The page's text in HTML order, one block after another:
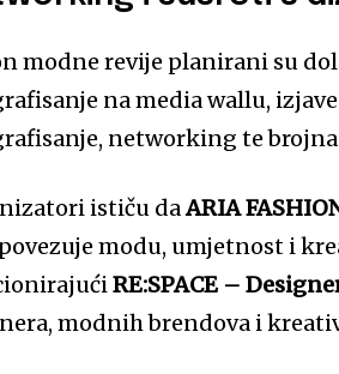
modne revije planirani su
na media wallu,
networking te brojna
ističu daARIA
modu, umjetnost i
RE:SPACE –
modnih brendova i